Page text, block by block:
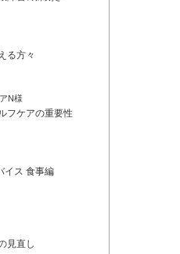
る方々
N様
フケアの重要性
イス 食事編
見直し